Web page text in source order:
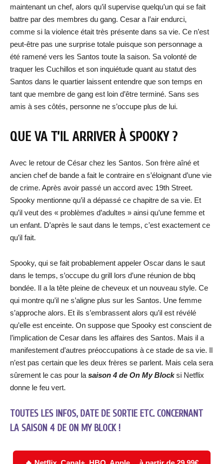
maintenant un chef, alors qu’il supervise quelqu’un qui se fait
battre par des membres du gang. Cesar a l’air endurci,
comme si la violence était très présente dans sa vie. Ce n’est
peut-être pas une surprise totale puisque son personnage a
été ramené vers les Santos toute la saison. Sa volonté de
traquer les Cuchillos et son inquiétude quant au statut des
Santos dans le quartier laissent entendre que son temps en
tant que membre de gang est loin d’être terminé. Sans ses
amis à ses côtés, personne ne s’occupe plus de lui.
QUE VA T’IL ARRIVER À SPOOKY ?
Avec le retour de César chez les Santos. Son frère aîné et
ancien chef de bande a fait le contraire en s’éloignant d’une vie
de crime. Après avoir passé un accord avec 19th Street.
Spooky mentionne qu’il a dépassé ce chapitre de sa vie. Et
qu’il veut des « problèmes d’adultes » ainsi qu’une femme et
un enfant. D’après le saut dans le temps, c’est exactement ce
qu’il fait.
Spooky, qui se fait probablement appeler Oscar dans le saut
dans le temps, s’occupe du grill lors d’une réunion de bbq
bondée. Il a la tête pleine de cheveux et un nouveau style. Ce
qui montre qu’il ne s’aligne plus sur les Santos. Une femme
s’approche alors. Et ils s’embrassent alors qu’il est révélé
qu’elle est enceinte. On suppose que Spooky est conscient de
l’implication de Cesar dans les affaires des Santos. Mais il a
manifestement d’autres préoccupations à ce stade de sa vie. Il
n’est pas certain que les deux frères se parlent. Mais cela sera
sûrement le cas pour la saison 4 de On My Blocksi Netflix
donne le feu vert.
TOUTES LES INFOS, DATE DE SORTIE ETC. CONCERNANT
LA SAISON 4 DE ON MY BLOCK !